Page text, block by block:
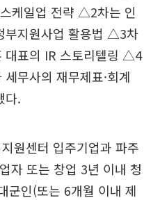
케일업 전략 △2차는 인
부지원사업 활용법 △3차
대표의 IR 스토리텔링 △4
무사의 재무제표·회계
다.
원센터 입주기업과 파주
자 또는 창업 3년 이내 청
군인(또는 6개월 이내 제